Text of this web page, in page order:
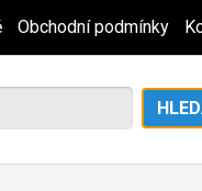
Obchodní podmínky